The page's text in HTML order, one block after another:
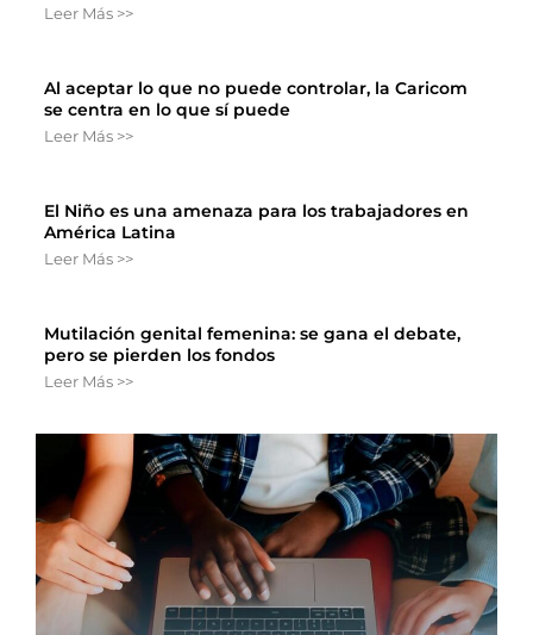
Leer Más >>
Al aceptar lo que no puede controlar, la Caricom
se centra en lo que sí puede
Leer Más >>
El Niño es una amenaza para los trabajadores en
América Latina
Leer Más >>
Mutilación genital femenina: se gana el debate,
pero se pierden los fondos
Leer Más >>